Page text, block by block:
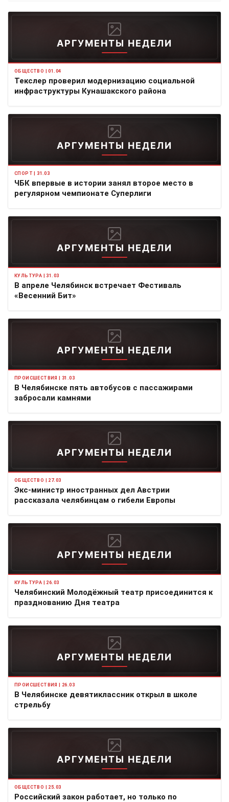
АРГУМЕНТЫ НЕДЕЛИ
ОБЩЕСТВО | 01.04
Текслер проверил модернизацию социальной
инфраструктуры Кунашакского района
АРГУМЕНТЫ НЕДЕЛИ
СПОРТ | 31.03
ЧБК впервые в истории занял второе место в
регулярном чемпионате Суперлиги
АРГУМЕНТЫ НЕДЕЛИ
КУЛЬТУРА | 31.03
В апреле Челябинск встречает Фестиваль
«Весенний Бит»
АРГУМЕНТЫ НЕДЕЛИ
ПРОИСШЕСТВИЯ | 31.03
В Челябинске пять автобусов с пассажирами
забросали камнями
АРГУМЕНТЫ НЕДЕЛИ
ОБЩЕСТВО | 27.03
Экс-министр иностранных дел Австрии
рассказала челябинцам о гибели Европы
АРГУМЕНТЫ НЕДЕЛИ
КУЛЬТУРА | 26.03
Челябинский Молодёжный театр присоединится к
празднованию Дня театра
АРГУМЕНТЫ НЕДЕЛИ
ПРОИСШЕСТВИЯ | 26.03
В Челябинске девятиклассник открыл в школе
стрельбу
АРГУМЕНТЫ НЕДЕЛИ
ОБЩЕСТВО | 25.03
Российский закон работает, но только по